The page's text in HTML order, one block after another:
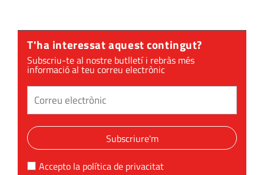
T'ha interessat aquest contingut?
Subscriu-te al nostre butlletí i rebràs més
informació al teu correu electrònic
Subscriure'm
Accepto la política de privacitat